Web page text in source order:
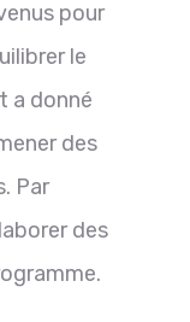
pour
le
a donné
des
Par
des